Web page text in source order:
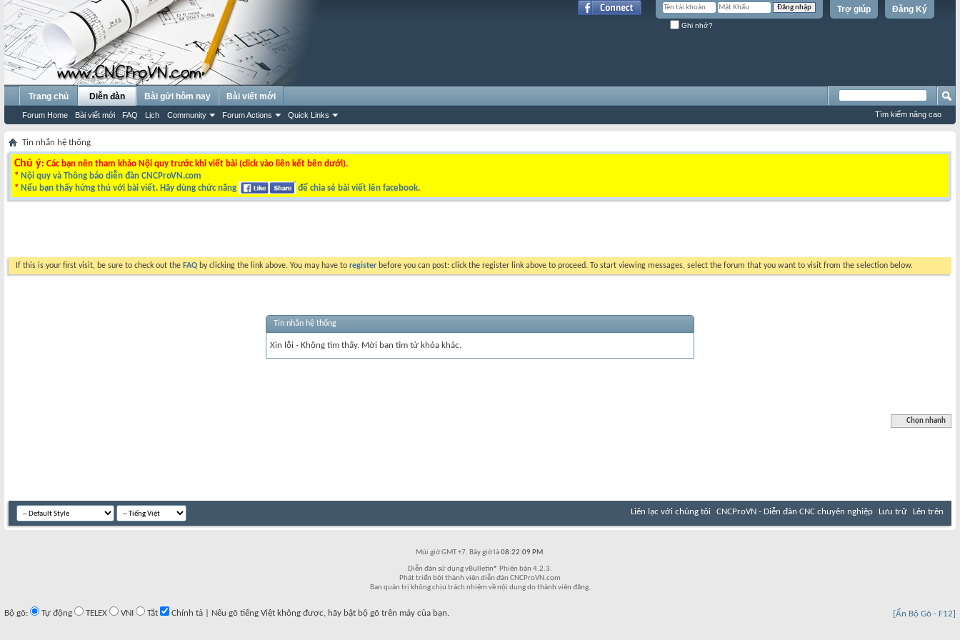
Đăng Ký
Trợ giúp
Ghi nhớ?
Trang chủ Diễn đàn
Forum Home Bài viết mới FAQ Lịch Community Forum Actions Quick Links
Bài gửi hôm nay Bài viết mới
Tìm kiếm nâng cao
Tin nhắn hệ thống
Chú ý: Các bạn nên tham khảo Nội quy trước khi viết bài (click vào liên kết bên dưới).
* Nội quy và Thông báo diễn đàn CNCProVN.com
* Nếu bạn thấy hứng thú với bài viết. Hãy dùng chức năng để chia sẻ bài viết lên facebook.
If this is your first visit, be sure to check out the FAQ by clicking the link above. You may have to register before you can post: click the register link above to proceed. To start viewing messages, select the forum that you want to visit from the selection below.
Tin nhắn hệ thống
Xin lỗi - Không tìm thấy. Mời bạn tìm từ khóa khác.
Chọn nhanh
Liên lạc với chúng tôi CNCProVN - Diễn đàn CNC chuyên nghiệp Lưu trữ Lên trên
Múi giờ GMT +7. Bây giờ là08:22:09 PM.
Diễn đàn sử dụng vBulletin® Phiên bản 4.2.3.
Phát triển bởi thành viên diễn đàn CNCProVN.com
Ban quản trị không chịu trách nhiệm về nội dung do thành viên đăng.
Bộ gõ: Tự động TELEX VNI Tắt [Ẩn Bộ Gõ - F12]
Chính tả | Nếu gõ tiếng Việt không được, hãy bật bộ gõ trên máy của bạn.